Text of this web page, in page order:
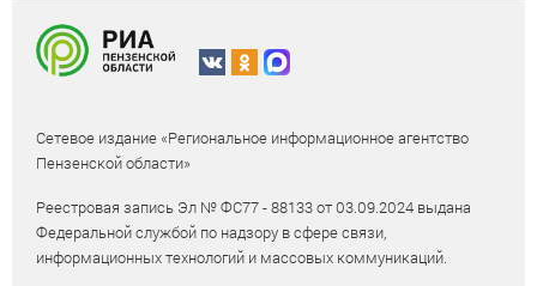
Сетевое издание «Региональное информационное агентство
Пензенской области»
Реестровая запись Эл № ФС77 - 88133 от 03.09.2024 выдана
Федеральной службой по надзору в сфере связи,
информационных технологий и массовых коммуникаций.